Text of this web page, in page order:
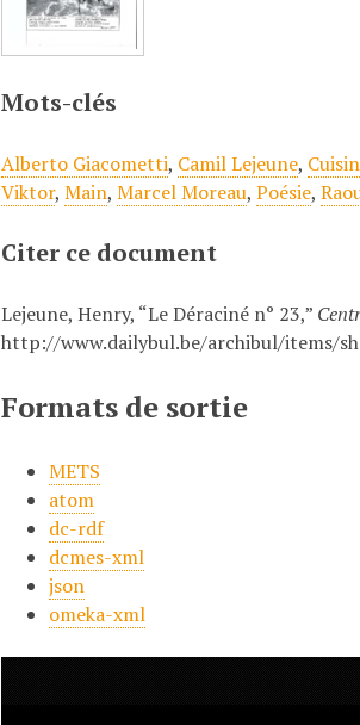
Mots-clés
Alberto Giacometti, Camil Lejeune,
Viktor,Main,Marcel Moreau,Poésie,
Citer ce document
Lejeune, Henry, “Le Déraciné n° 23,”
http://www.dailybul.be/archibul/items/
Formats de sortie
METS
atom
dc-rdf
dcmes-xml
json
omeka-xml